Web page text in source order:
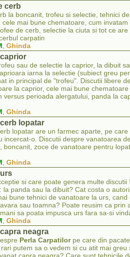
cerb
la boncanit, trofeu si selectie, tehnici
cele mai bune chematoare, cum
de cerb, selectie la ciuta si tot ce
carpatin
, Ghinda
sau de selectie la caprior, la dibuit
iarna la selectie (subiect greu
in principal de "trofeu". Discutii libere
la caprior, cele mai bune
versus perioada alergatului, panda la
, Ghinda
lopatar
lopatar are un farmec aparte, pe
incercat-o. Discutii despre vanatoarea
boncanit, zoce de vanatoare pentru
, Ghinda
si care poate genera multe discutii
la panda sau la dibuit? Cat costa o
bune tehnici de vanatoare la urs, cand
sau toamna? Poate reusim ca prin
sa poata impusca urs fara sa-si
, Ghinda
neagra
Perla Carpatilorpe care din
putem sa o vedem si cu atit mai greu